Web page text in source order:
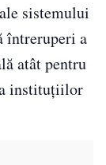
sistemului
întreruperi a
atât pentru
instituțiilor